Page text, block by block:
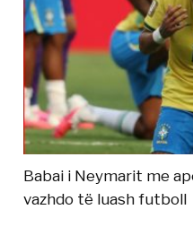
Babai i Neymarit me
vazhdo të luash futboll